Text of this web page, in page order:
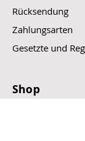
Rücksendung
Zahlungsarten
Gesetzte und
Shop